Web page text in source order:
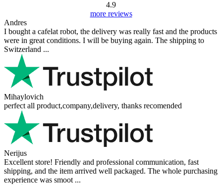
4.9
more reviews
Andres
I bought a cafelat robot, the delivery was really fast and the products
were in great conditions. I will be buying again. The shipping to
Switzerland ...
Mihaylovich
perfect all product,company,delivery, thanks recomended
Nerijus
Excellent store! Friendly and professional communication, fast
shipping, and the item arrived well packaged. The whole purchasing
experience was smoot ...